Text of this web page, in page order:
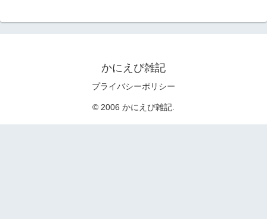
かにえび雑記
プライバシーポリシー
© 2006 かにえび雑記.